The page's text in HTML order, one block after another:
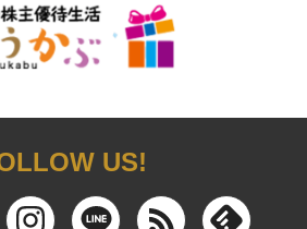
US!